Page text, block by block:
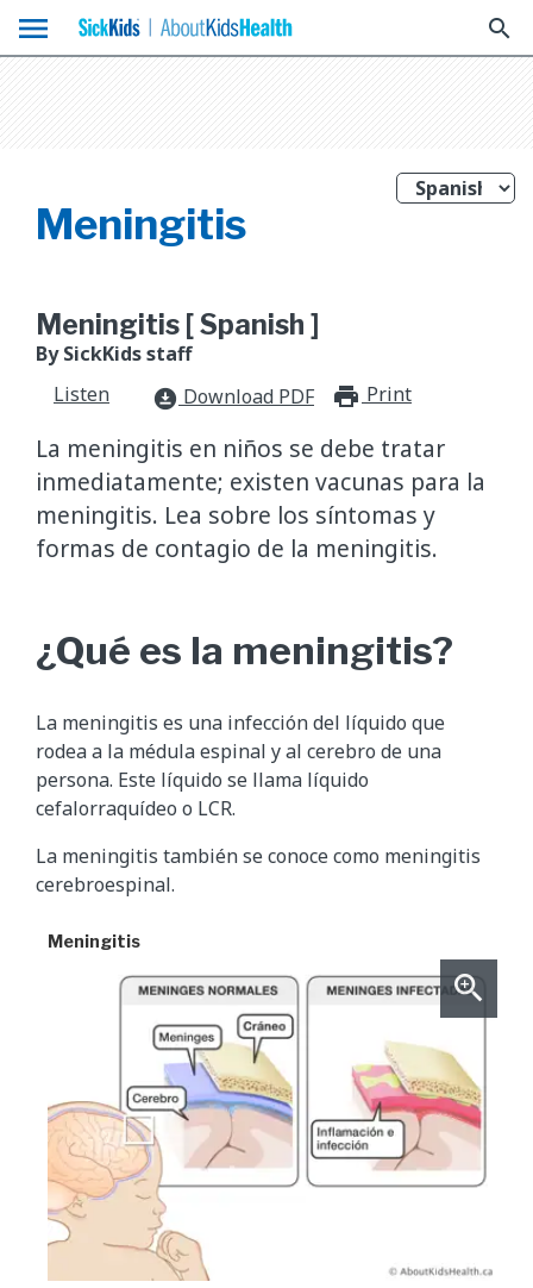
menu search
Meningitis
Meningitis [ Spanish ]
By SickKids staff
Listen
download_for_offline Download PDF Print
La meningitis en niños se debe tratar
inmediatamente; existen vacunas para la
meningitis. Lea sobre los síntomas y
formas de contagio de la meningitis.
¿Qué es la meningitis?
La meningitis es una infección del líquido que
rodea a la médula espinal y al cerebro de una
persona. Este líquido se llama líquido
cefalorraquídeo o LCR.
La meningitis también se conoce como meningitis
cerebroespinal.
Meningitis